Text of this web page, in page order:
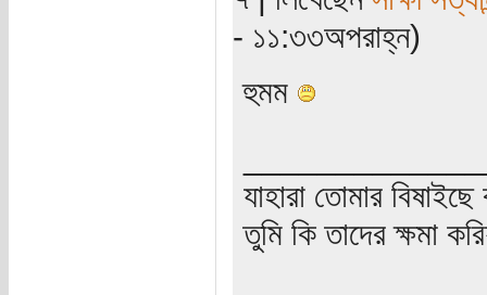
- ১১:৩৩অপরাহ্ন)
হুমম
যাহারা তোমার
তুমি কি তাদের ক্ষমা